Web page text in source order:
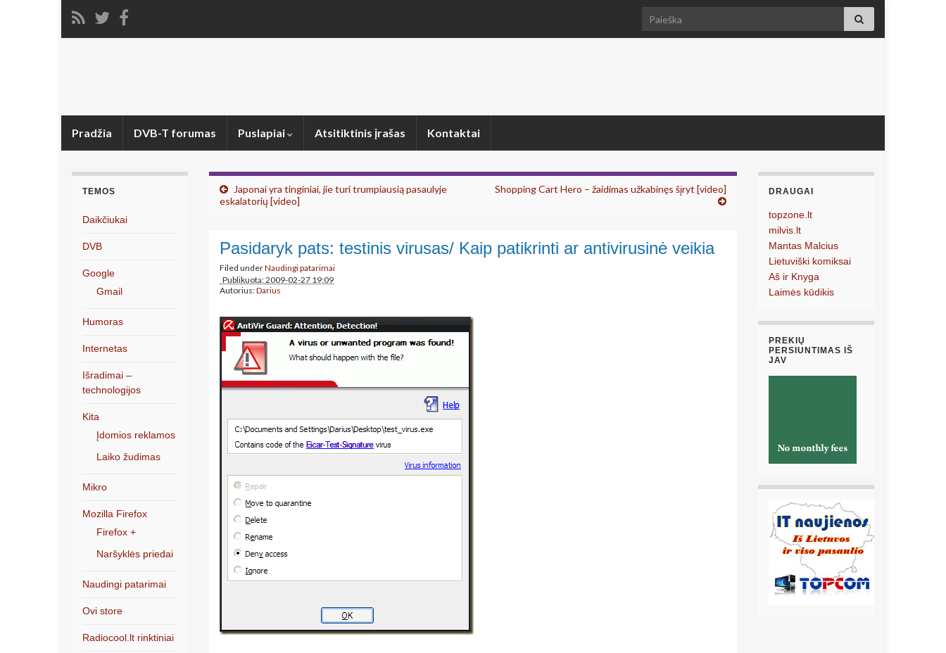
Search for:
Pradžia DVB-T forumas Puslapiai Atsitiktinis įrašas Kontaktai
Japonai yra tinginiai, jie turi trumpiausią pasaulyje
eskalatorių [video]
Shopping Cart Hero – žaidimas užkabinęs šįryt [video]
Pasidaryk pats: testinis virusas/ Kaip patikrinti ar antivirusinė veikia
Filed underNaudingi patarimai
Publikuota: 2009-02-27 19:09
Autorius:Darius
TEMOS
Daikčiukai
DVB
Google
Gmail
Humoras
Internetas
Išradimai –
technologijos
Kita
Įdomios reklamos
Laiko žudimas
Mikro
Mozilla Firefox
Firefox +
Naršyklės priedai
Naudingi patarimai
Ovi store
Radiocool.lt rinktiniai
DRAUGAI
topzone.lt
milvis.lt
Mantas Malcius
Lietuviški komiksai
Aš ir Knyga
Laimės kūdikis
PREKIŲ
PERSIUNTIMAS IŠ
JAV